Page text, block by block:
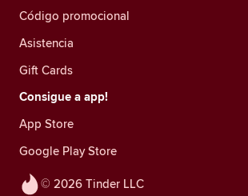
© 2026 Tinder LLC
Código promocional
Asistencia
Gift Cards
Consigue a app!
App Store
Google Play Store